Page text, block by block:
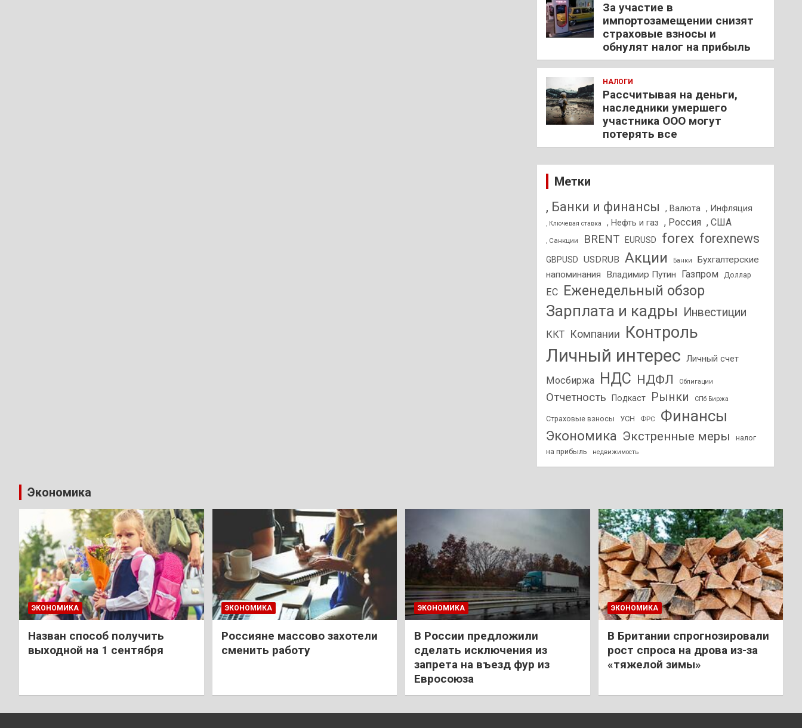
За участие в
импортозамещении снизят
страховые взносы и
обнулят налог на прибыль
НАЛОГИ
Рассчитывая на деньги,
наследники умершего
участника ООО могут
потерять все
Метки
, Банки и финансы , Валюта , Инфляция
, Ключевая ставка , Нефть и газ , Россия , США
, Санкции BRENT EURUSD forex forexnews
GBPUSD USDRUB Акции Банки
Бухгалтерские
напоминания
Владимир Путин Газпром Доллар
ЕС Еженедельный обзор
Зарплата и кадры Инвестиции
ККТ Компании Контроль
Личный интерес Личный счет
Мосбиржа НДС НДФЛ Облигации
Отчетность Подкаст Рынки СПб Биржа
Страховые взносы УСН ФРС Финансы
Экономика Экстренные меры
налог
на прибыль
недвижимость
Экономика
ЭКОНОМИКА
Назван способ получить
выходной на 1 сентября
ЭКОНОМИКА
Россияне массово захотели
сменить работу
ЭКОНОМИКА
В России предложили
сделать исключения из
запрета на въезд фур из
Евросоюза
ЭКОНОМИКА
В Британии спрогнозировали
рост спроса на дрова из-за
«тяжелой зимы»